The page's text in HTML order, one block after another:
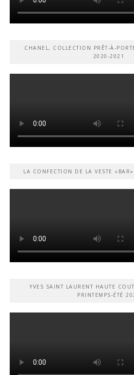
CHANEL, COLLECTION PRÊT-À-
2020-2021
LA CONFECTION DE LA VESTE
YVES SAINT LAURENT HAUTE
PRINTEMPS-ÉTÉ